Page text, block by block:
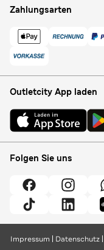
Zahlungsarten
Outletcity App laden
Folgen Sie uns
Impressum Datenschutz